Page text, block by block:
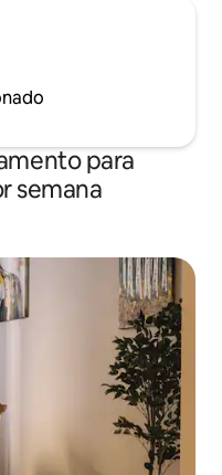
para
semana